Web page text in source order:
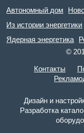
Автономный дом
Из истории энергетики
Ядерная энергетика
©
Контакты
Дизайн и
Разработка